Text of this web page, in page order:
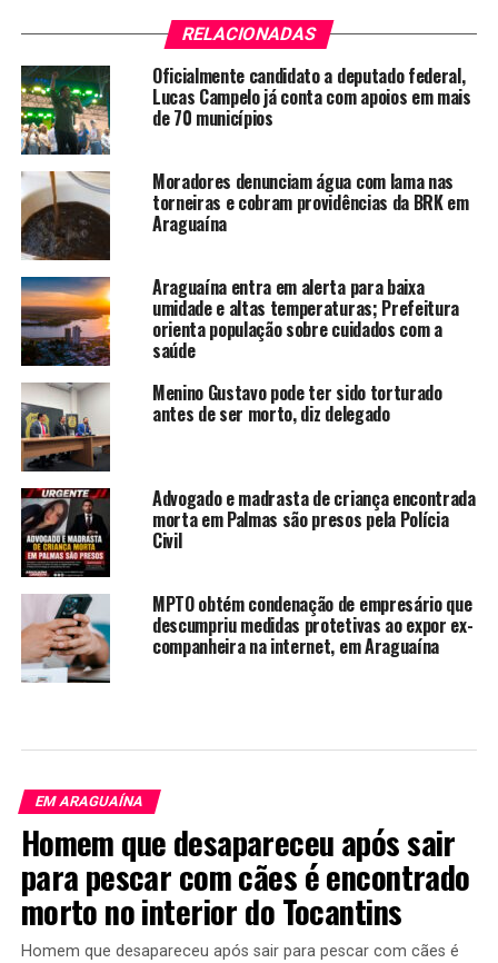
RELACIONADAS
Oficialmente candidato a deputado federal,
Lucas Campelo já conta com apoios em mais
de 70 municípios
Moradores denunciam água com lama nas
torneiras e cobram providências da BRK em
Araguaína
Araguaína entra em alerta para baixa
umidade e altas temperaturas; Prefeitura
orienta população sobre cuidados com a
saúde
Menino Gustavo pode ter sido torturado
antes de ser morto, diz delegado
Advogado e madrasta de criança encontrada
morta em Palmas são presos pela Polícia
Civil
MPTO obtém condenação de empresário que
descumpriu medidas protetivas ao expor ex-
companheira na internet, em Araguaína
EM ARAGUAÍNA
Homem que desapareceu após sair
para pescar com cães é encontrado
morto no interior do Tocantins
Homem que desapareceu após sair para pescar com cães é